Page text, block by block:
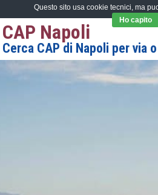
CAP Napoli
Cerca CAP di Napoli per via
Questo sito usa cookie tecnici, ma
Ho capito